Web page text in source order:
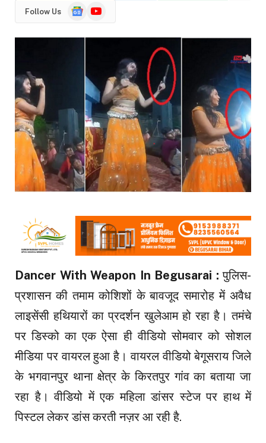
Follow Us
GoogleYouTube
Dancer With Weapon In Begusarai : पुलिस-
प्रशासन की तमाम कोशिशों के बावजूद समारोह में अवैध
लाइसेंसी हथियारों का प्रदर्शन खुलेआम हो रहा है। तमंचे
पर डिस्को का एक ऐसा ही वीडियो सोमवार को सोशल
मीडिया पर वायरल हुआ है। वायरल वीडियो बेगूसराय जिले
के भगवानपुर थाना क्षेत्र के किरतपुर गांव का बताया जा
रहा है। वीडियो में एक महिला डांसर स्टेज पर हाथ में
पिस्टल लेकर डांस करती नज़र आ रही है.